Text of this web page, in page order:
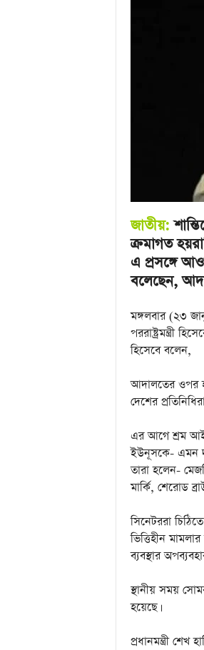
জাতীয়:
ক্রমাগত
এ প্রসঙ্গে
বলেছেন,
মঙ্গলবার (২৩
পররাষ্ট্রমন্ত্রী
হিসেবে বলেন,
আদালতের ওপর
দেশের
এর আগে শ্রম
ইউনূসকে- এমন
তারা হলেন-
মার্কি, শেরোড
সিনেটররা
ভিত্তিহীন
ব্যবস্থার
স্থানীয় সময়
হয়েছে।
প্রধানমন্ত্রী শেখ